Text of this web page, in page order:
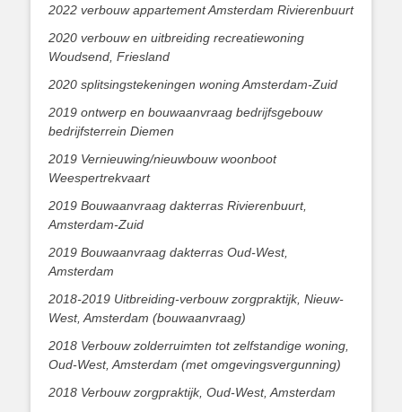
2022 verbouw appartement Amsterdam Rivierenbuurt
2020 verbouw en uitbreiding recreatiewoning
Woudsend, Friesland
2020 splitsingstekeningen woning Amsterdam-Zuid
2019 ontwerp en bouwaanvraag bedrijfsgebouw
bedrijfsterrein Diemen
2019 Vernieuwing/nieuwbouw woonboot
Weespertrekvaart
2019 Bouwaanvraag dakterras Rivierenbuurt,
Amsterdam-Zuid
2019 Bouwaanvraag dakterras Oud-West,
Amsterdam
2018-2019 Uitbreiding-verbouw zorgpraktijk, Nieuw-
West, Amsterdam (bouwaanvraag)
2018 Verbouw zolderruimten tot zelfstandige woning,
Oud-West, Amsterdam (met omgevingsvergunning)
2018 Verbouw zorgpraktijk, Oud-West, Amsterdam